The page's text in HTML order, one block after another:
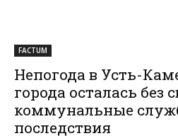
FACTUM
Непогода в Усть-
города осталась без
коммунальные
последствия